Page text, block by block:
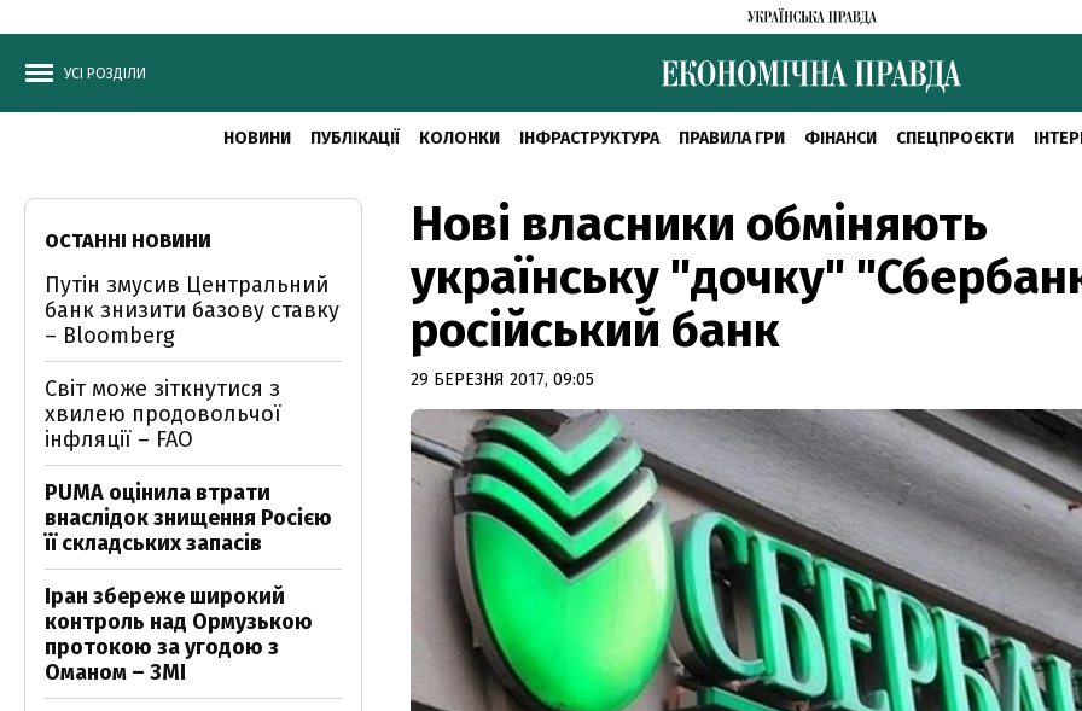
УСІ РОЗДІЛИ
НОВИНИ ПУБЛІКАЦІЇ КОЛОНКИ ІНФРАСТРУКТУРА ПРАВИЛА ГРИ ФІНАНСИ СПЕЦПРОЄКТИ
Нові власники обміняють
українську "дочку"
російський банк
29 БЕРЕЗНЯ 2017, 09:05
ОСТАННІ НОВИНИ
Путін змусив Центральний
банк знизити базову ставку
– Bloomberg
Світ може зіткнутися з
хвилею продовольчої
інфляції – FAO
PUMA оцінила втрати
внаслідок знищення Росією
її складських запасів
Іран збереже широкий
контроль над Ормузькою
протокою за угодою з
Оманом – ЗМІ